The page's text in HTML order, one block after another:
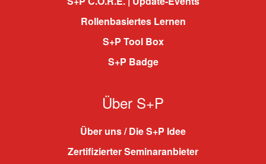
Rollenbasiertes Lernen
S+P Tool Box
S+P Badge
Über S+P
Über uns / Die S+P Idee
Zertifizierter Seminaranbieter